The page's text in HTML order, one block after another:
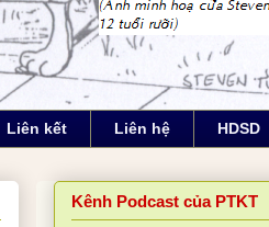
Liên kết Liên hệ HDSD
Kênh Podcast của PTKT